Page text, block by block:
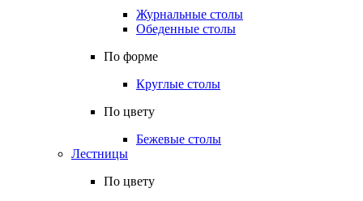
Журнальные столы
Обеденные столы
По форме
Круглые столы
По цвету
Бежевые столы
Лестницы
По цвету